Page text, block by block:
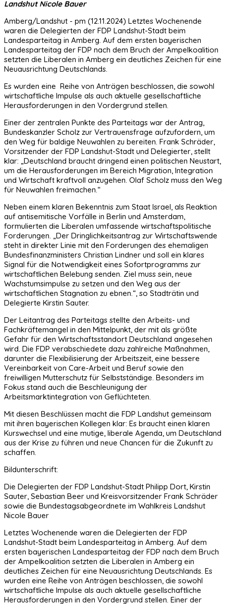
Landshut Nicole Bauer
Amberg/Landshut - pm (12.11.2024) Letztes Wochenende
waren die Delegierten der FDP Landshut-Stadt beim
Landesparteitag in Amberg. Auf dem ersten bayerischen
Landesparteitag der FDP nach dem Bruch der Ampelkoalition
setzten die Liberalen in Amberg ein deutliches Zeichen für eine
Neuausrichtung Deutschlands.
Es wurden eine Reihe von Anträgen beschlossen, die sowohl
wirtschaftliche Impulse als auch aktuelle gesellschaftliche
Herausforderungen in den Vordergrund stellen.
Einer der zentralen Punkte des Parteitags war der Antrag,
Bundeskanzler Scholz zur Vertrauensfrage aufzufordern, um
den Weg für baldige Neuwahlen zu bereiten. Frank Schräder,
Vorsitzender der FDP Landshut-Stadt und Delegierter, stellt
klar: „Deutschland braucht dringend einen politischen Neustart,
um die Herausforderungen im Bereich Migration, Integration
und Wirtschaft kraftvoll anzugehen. Olaf Scholz muss den Weg
für Neuwahlen freimachen.“
Neben einem klaren Bekenntnis zum Staat Israel, als Reaktion
auf antisemitische Vorfälle in Berlin und Amsterdam,
formulierten die Liberalen umfassende wirtschaftspolitische
Forderungen. „Der Dringlichkeitsantrag zur Wirtschaftswende
steht in direkter Linie mit den Forderungen des ehemaligen
Bundesfinanzministers Christian Lindner und soll ein klares
Signal für die Notwendigkeit eines Sofortprogramms zur
wirtschaftlichen Belebung senden. Ziel muss sein, neue
Wachstumsimpulse zu setzen und den Weg aus der
wirtschaftlichen Stagnation zu ebnen.“, so Stadträtin und
Delegierte Kirstin Sauter.
Der Leitantrag des Parteitags stellte den Arbeits- und
Fachkräftemangel in den Mittelpunkt, der mit als größte
Gefahr für den Wirtschaftsstandort Deutschland angesehen
wird. Die FDP verabschiedete dazu zahlreiche Maßnahmen,
darunter die Flexibilisierung der Arbeitszeit, eine bessere
Vereinbarkeit von Care-Arbeit und Beruf sowie den
freiwilligen Mutterschutz für Selbstständige. Besonders im
Fokus stand auch die Beschleunigung der
Arbeitsmarktintegration von Geflüchteten.
Mit diesen Beschlüssen macht die FDP Landshut gemeinsam
mit ihren bayerischen Kollegen klar: Es braucht einen klaren
Kurswechsel und eine mutige, liberale Agenda, um Deutschland
aus der Krise zu führen und neue Chancen für die Zukunft zu
schaffen.
Bildunterschrift:
Die Delegierten der FDP Landshut-Stadt Philipp Dort, Kirstin
Sauter, Sebastian Beer und Kreisvorsitzender Frank Schräder
sowie die Bundestagsabgeordnete im Wahlkreis Landshut
Nicole Bauer
Letztes Wochenende waren die Delegierten der FDP
Landshut-Stadt beim Landesparteitag in Amberg. Auf dem
ersten bayerischen Landesparteitag der FDP nach dem Bruch
der Ampelkoalition setzten die Liberalen in Amberg ein
deutliches Zeichen für eine Neuausrichtung Deutschlands. Es
wurden eine Reihe von Anträgen beschlossen, die sowohl
wirtschaftliche Impulse als auch aktuelle gesellschaftliche
Herausforderungen in den Vordergrund stellen. Einer der